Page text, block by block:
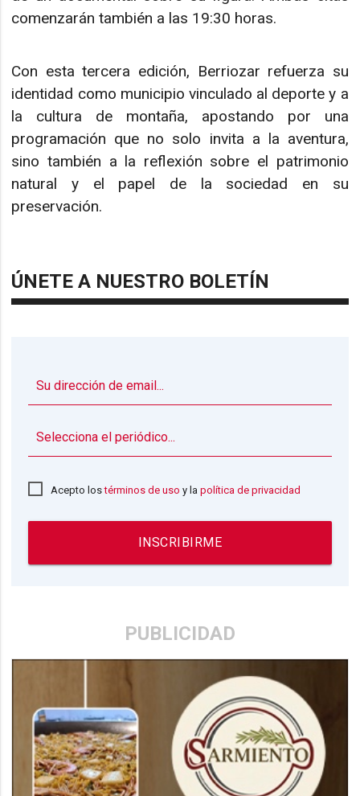
comenzarán también a las 19:30 horas.
Con esta tercera edición, Berriozar refuerza su
identidad como municipio vinculado al deporte y a
la cultura de montaña, apostando por una
programación que no solo invita a la aventura,
sino también a la reflexión sobre el patrimonio
natural y el papel de la sociedad en su
preservación.
ÚNETE A NUESTRO BOLETÍN
Acepto lostérminos de uso y lapolítica de privacidad
INSCRIBIRME
PUBLICIDAD